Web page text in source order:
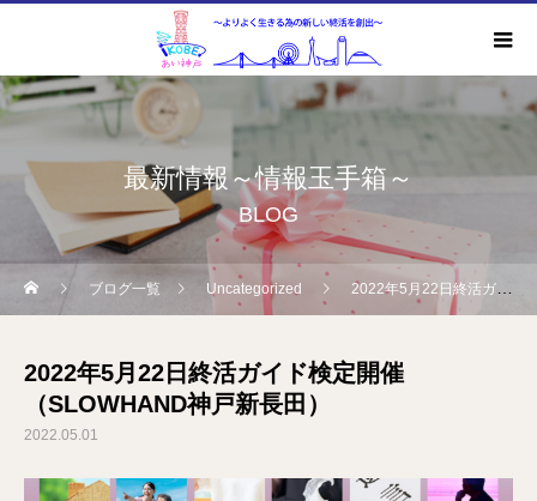
最新情報～情報玉手箱～
BLOG
ブログ一覧 Uncategorized 2022年5月22日終活ガイド検定開催（SLOWHAND神戸新長田）
2022年5月22日終活ガイド検定開催
（SLOWHAND神戸新長田）
2022.05.01